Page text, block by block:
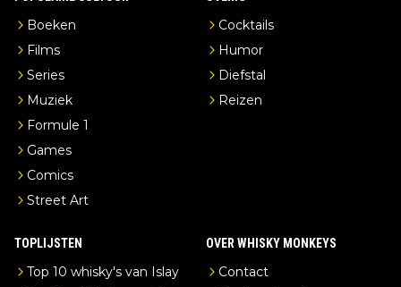
Boeken
Films
Series
Muziek
Formule 1
Games
Comics
Street Art
Cocktails
Humor
Diefstal
Reizen
TOPLIJSTEN
Top 10 whisky's van Islay
OVER WHISKY MONKEYS
Contact